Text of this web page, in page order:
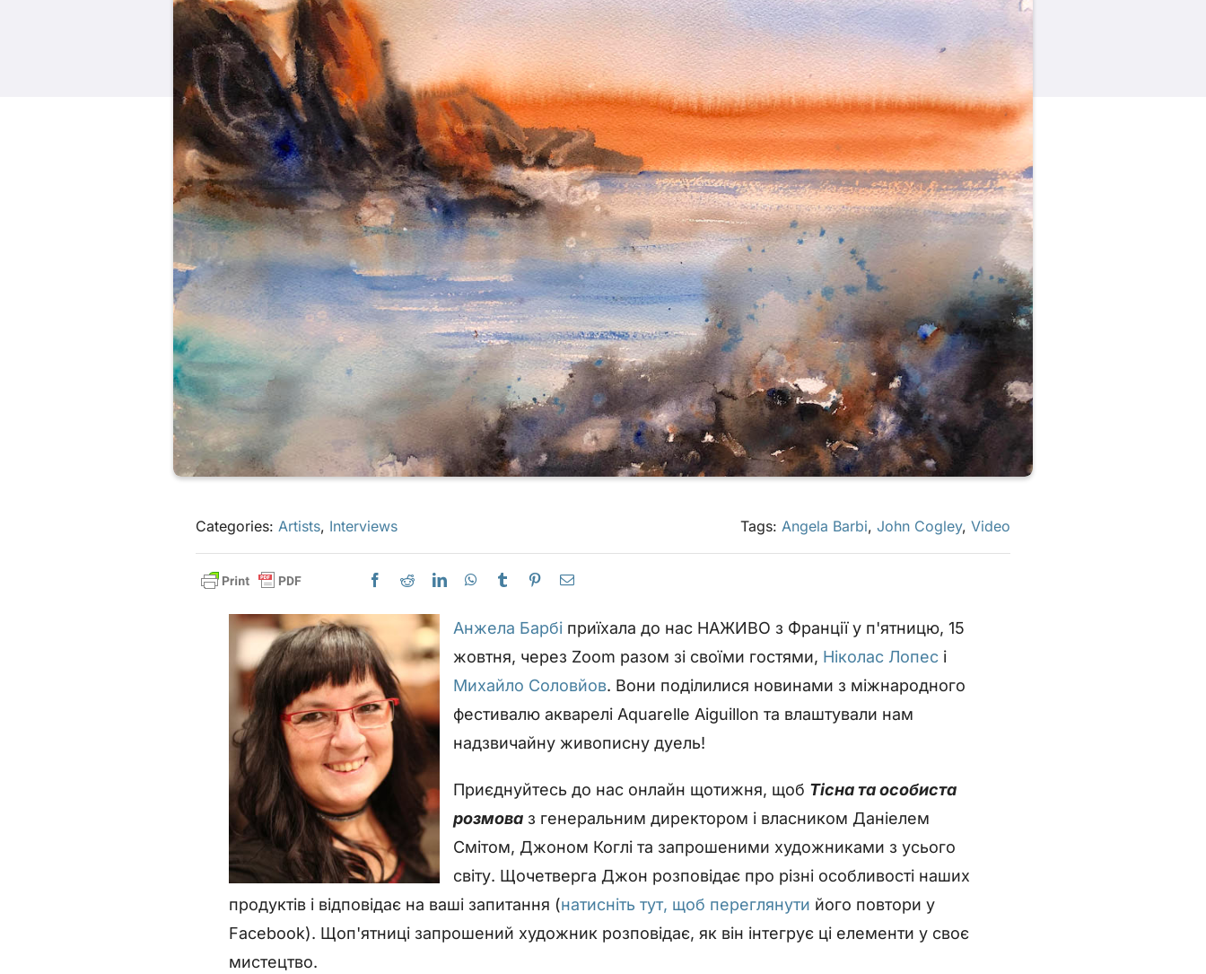
Categories:Artists, Interviews Tags: Angela Barbi, John Cogley, Video
Анжела Барбі приїхала до нас НАЖИВО з Франції у п'ятницю, 15
жовтня, через Zoom разом зі своїми гостями, Ніколас Лопес і
Михайло Соловйов. Вони поділилися новинами з міжнародного
фестивалю акварелі Aquarelle Aiguillon та влаштували нам
надзвичайну живописну дуель!
Приєднуйтесь до нас онлайн щотижня, щоб Тісна та особиста
розмова з генеральним директором і власником Даніелем
Смітом, Джоном Коглі та запрошеними художниками з усього
світу. Щочетверга Джон розповідає про різні особливості наших
продуктів і відповідає на ваші запитання (натисніть тут, щоб переглянути його повтори у
Facebook). Щоп'ятниці запрошений художник розповідає, як він інтегрує ці елементи у своє
мистецтво.